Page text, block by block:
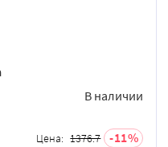
В наличии
Цена: 1376.7 11